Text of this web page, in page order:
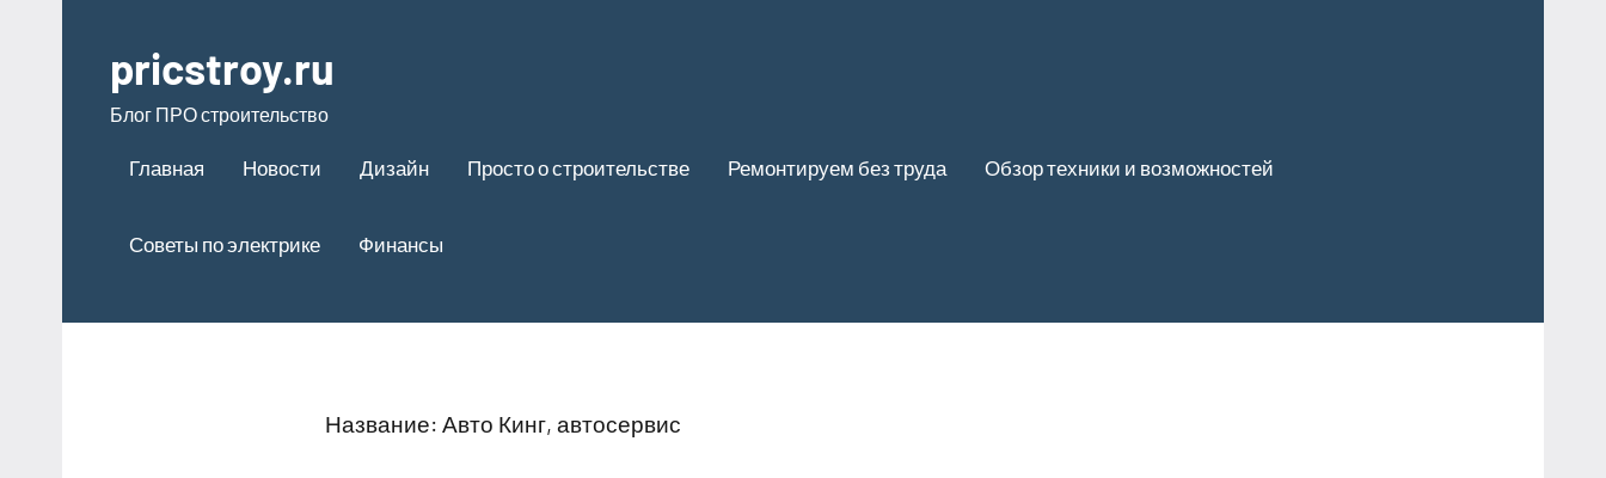
содержимому
pricstroy.ru
Блог ПРО строительство
Главная Новости Дизайн Просто о строительстве Ремонтируем без труда Обзор техники и возможностей
Советы по электрике Финансы
Название: Авто Кинг, автосервис